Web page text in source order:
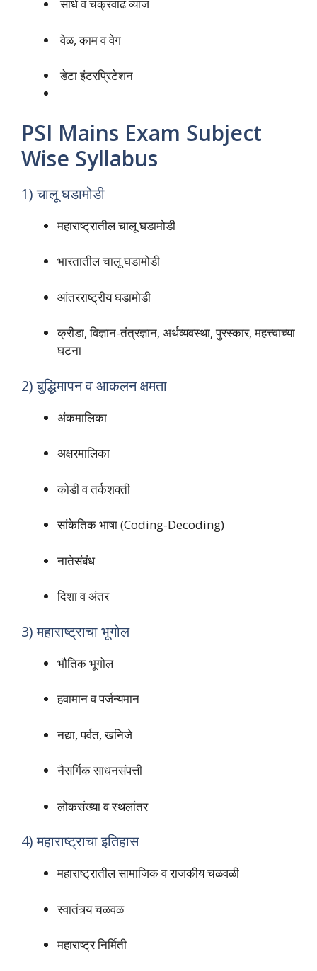
साधे व चक्रवाढ व्याज
वेळ, काम व वेग
डेटा इंटरप्रिटेशन
PSI Mains Exam Subject
Wise Syllabus
1) चालू घडामोडी
महाराष्ट्रातील चालू घडामोडी
भारतातील चालू घडामोडी
आंतरराष्ट्रीय घडामोडी
क्रीडा, विज्ञान-तंत्रज्ञान, अर्थव्यवस्था, पुरस्कार, महत्त्वाच्या
घटना
2) बुद्धिमापन व आकलन क्षमता
अंकमालिका
अक्षरमालिका
कोडी व तर्कशक्ती
सांकेतिक भाषा (Coding-Decoding)
नातेसंबंध
दिशा व अंतर
3) महाराष्ट्राचा भूगोल
भौतिक भूगोल
हवामान व पर्जन्यमान
नद्या, पर्वत, खनिजे
नैसर्गिक साधनसंपत्ती
लोकसंख्या व स्थलांतर
4) महाराष्ट्राचा इतिहास
महाराष्ट्रातील सामाजिक व राजकीय चळवळी
स्वातंत्र्य चळवळ
महाराष्ट्र निर्मिती